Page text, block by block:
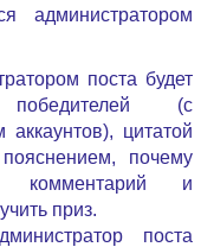
администратором
поста будет
(с
аккаунтов), цитатой
почему
комментарий и
приз.
поста